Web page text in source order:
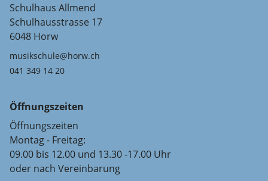
Schulhaus Allmend
Schulhausstrasse 17
6048 Horw
musikschule@horw.ch
041 349 14 20
Öffnungszeiten
Öffnungszeiten
Montag - Freitag:
09.00 bis 12.00 und 13.30 -17.00 Uhr
oder nach Vereinbarung